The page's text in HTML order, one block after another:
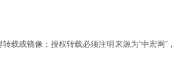
载或镜像；授权转载必须注明来源为“中宏网”，